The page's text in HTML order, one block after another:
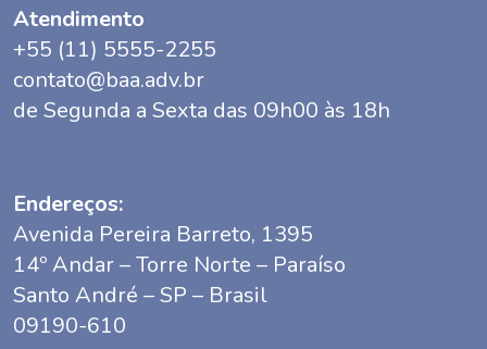
Atendimento
+55 (11) 5555-2255
contato@baa.adv.br
de Segunda a Sexta das 09h00 às 18h
Endereços:
Avenida Pereira Barreto, 1395
14º Andar – Torre Norte – Paraíso
Santo André – SP – Brasil
09190-610